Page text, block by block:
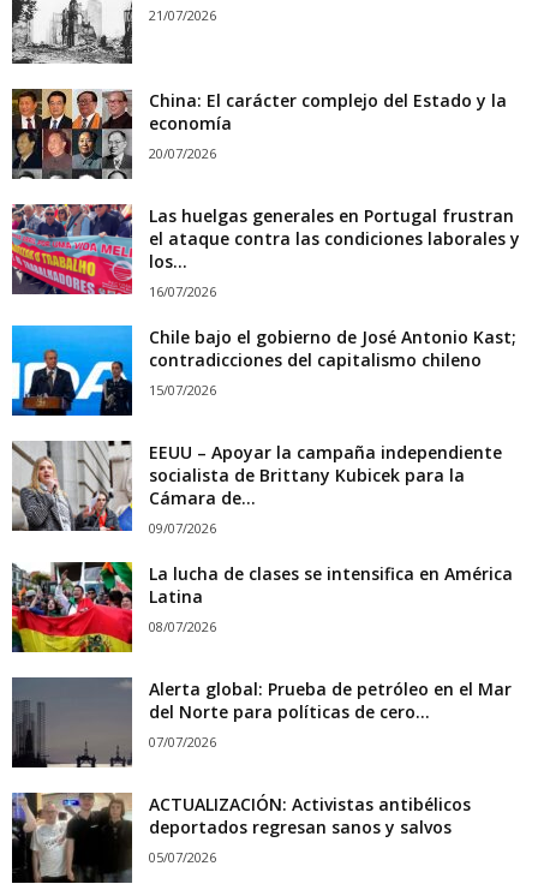
21/07/2026
China: El carácter complejo del Estado y la
economía
20/07/2026
Las huelgas generales en Portugal frustran
el ataque contra las condiciones laborales y
los...
16/07/2026
Chile bajo el gobierno de José Antonio Kast;
contradicciones del capitalismo chileno
15/07/2026
EEUU – Apoyar la campaña independiente
socialista de Brittany Kubicek para la
Cámara de...
09/07/2026
La lucha de clases se intensifica en América
Latina
08/07/2026
Alerta global: Prueba de petróleo en el Mar
del Norte para políticas de cero...
07/07/2026
ACTUALIZACIÓN: Activistas antibélicos
deportados regresan sanos y salvos
05/07/2026